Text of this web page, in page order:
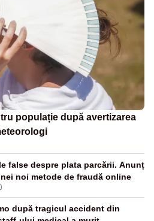
populație după avertizarea
false despre plata parcării. Anunț
noi metode de fraudă online
după tragicul accident din